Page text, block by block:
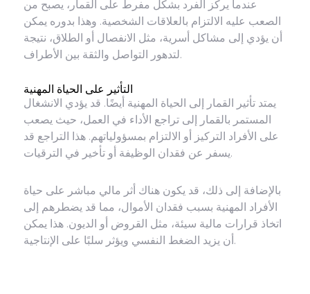
عندما يركز الفرد بشكل مفرط على القمار، يصبح من
الصعب عليه الالتزام بالعلاقات الشخصية. وهذا بدوره يمكن
أن يؤدي إلى مشاكل أسرية، مثل الانفصال أو الطلاق، نتيجة
لتدهور التواصل والثقة بين الأطراف.
التأثير على الحياة المهنية
يمتد تأثير القمار إلى الحياة المهنية أيضًا. قد يؤدي الانشغال
المستمر بالقمار إلى تراجع الأداء في العمل، حيث يصعب
على الأفراد التركيز أو الالتزام بمسؤولياتهم. هذا التراجع قد
يسفر عن فقدان الوظيفة أو تأخير في الترقيات.
بالإضافة إلى ذلك، قد يكون هناك أثر مالي مباشر على حياة
الأفراد المهنية بسبب فقدان الأموال، مما قد يضطرهم إلى
اتخاذ قرارات مالية سيئة، مثل القروض أو الديون. هذا يمكن
أن يزيد الضغط النفسي ويؤثر سلبًا على الإنتاجية.